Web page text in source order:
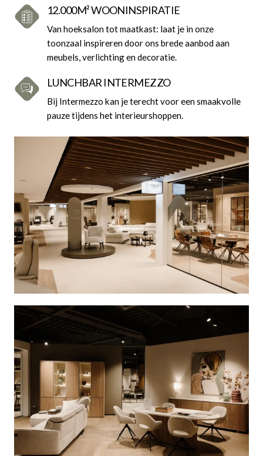
12.000M² WOONINSPIRATIE
Van hoeksalon tot maatkast: laat je in onze
toonzaal inspireren door ons brede aanbod aan
meubels, verlichting en decoratie.
LUNCHBAR INTERMEZZO
Bij Intermezzo kan je terecht voor een smaakvolle
pauze tijdens het interieurshoppen.